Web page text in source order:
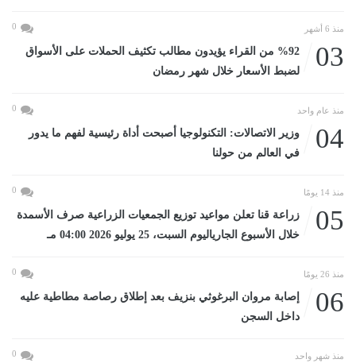
منذ 6 أشهر 0
03
%92 من القراء يؤيدون مطالب تكثيف الحملات على الأسواق
لضبط الأسعار خلال شهر رمضان
منذ عام واحد 0
04
وزير الاتصالات: التكنولوجيا أصبحت أداة رئيسية لفهم ما يدور
في العالم من حولنا
منذ 14 يومًا 0
05
زراعة قنا تعلن مواعيد توزيع الجمعيات الزراعية صرف الأسمدة
خلال الأسبوع الجارياليوم السبت، 25 يوليو 2026 04:00 مـ
منذ 26 يومًا 0
06
إصابة مروان البرغوثي بنزيف بعد إطلاق رصاصة مطاطية عليه
داخل السجن
منذ شهر واحد 0